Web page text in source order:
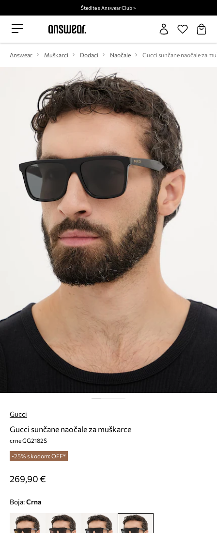
Štedite s Answear Club >
Answear Muškarci Dodaci Naočale Gucci sunčane naočale za
Gucci
Gucci sunčane naočale za muškarce
crne GG2182S
-25% s kodom: OFF*
269,90 €
Boja: crna